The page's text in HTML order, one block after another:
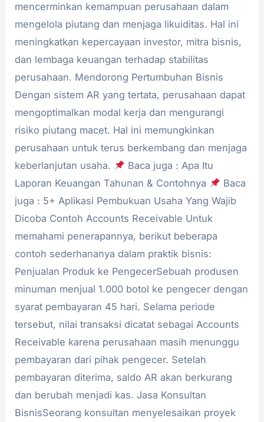
mencerminkan kemampuan perusahaan dalam
mengelola piutang dan menjaga likuiditas. Hal ini
meningkatkan kepercayaan investor, mitra bisnis,
dan lembaga keuangan terhadap stabilitas
perusahaan. Mendorong Pertumbuhan Bisnis
Dengan sistem AR yang tertata, perusahaan dapat
mengoptimalkan modal kerja dan mengurangi
risiko piutang macet. Hal ini memungkinkan
perusahaan untuk terus berkembang dan menjaga
keberlanjutan usaha.
Baca juga : Apa Itu
Laporan Keuangan Tahunan & Contohnya
Baca
juga : 5+ Aplikasi Pembukuan Usaha Yang Wajib
Dicoba Contoh Accounts Receivable Untuk
memahami penerapannya, berikut beberapa
contoh sederhananya dalam praktik bisnis:
Penjualan Produk ke PengecerSebuah produsen
minuman menjual 1.000 botol ke pengecer dengan
syarat pembayaran 45 hari. Selama periode
tersebut, nilai transaksi dicatat sebagai Accounts
Receivable karena perusahaan masih menunggu
pembayaran dari pihak pengecer. Setelah
pembayaran diterima, saldo AR akan berkurang
dan berubah menjadi kas. Jasa Konsultan
BisnisSeorang konsultan menyelesaikan proyek